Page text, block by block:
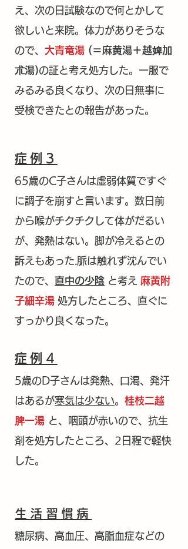
え、次の日試験なので何とかして
欲しいと来院。体力がありそうな
ので、 大青竜湯 (＝麻黄湯＋越婢加
朮湯)の証と考え処方した。一服で
みるみる良くなり、次の日無事に
受検できたとの報告があった。
症例3
65歳のC子さんは虚弱体質ですぐ
に調子を崩すと言います。数日前
から喉がチクチクして体がだるい
が、発熱はない。脚が冷えるとの
訴えもあった.脈は触れず沈んでい
たので、 直中の少陰 と考え 麻黄附
子細辛湯 処方したところ、 直ぐに
すっかり良くなった。
症例4
5歳のD子さんは発熱、口渇、発汗
はあるが寒気は少ない。 桂枝二越
脾一湯 と、咽頭が赤いので、抗生
剤を処方したところ、2日程で軽快
した。
生活習 慣病
糖尿病、高血圧、高脂血症などの